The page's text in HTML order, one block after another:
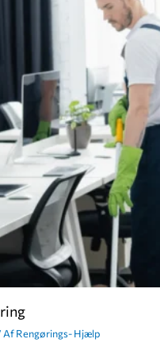
AfRengørings- Hjælp